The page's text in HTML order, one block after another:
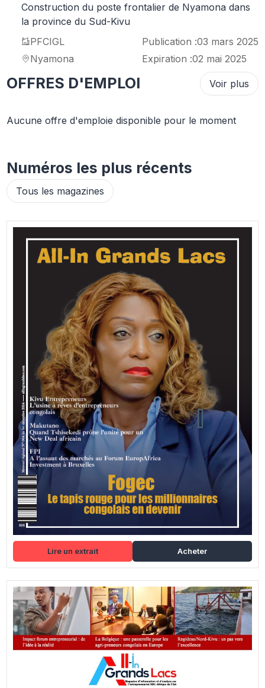
Construction du poste frontalier de Nyamona dans
la province du Sud-Kivu
PFCIGL
Nyamona
Publication :03 mars 2025
Expiration :02 mai 2025
OFFRES D'EMPLOI Voir plus
Aucune offre d'emploie disponible pour le moment
Numéros les plus récents
Tous les magazines
Lire un extrait Acheter